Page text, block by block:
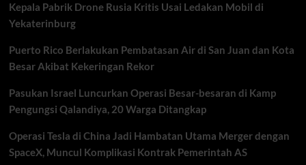
Kepala Pabrik Drone Rusia Kritis Usai Ledakan Mobil di
Yekaterinburg
Puerto Rico Berlakukan Pembatasan Air di San Juan dan Kota
Besar Akibat Kekeringan Rekor
Pasukan Israel Luncurkan Operasi Besar-besaran di Kamp
Pengungsi Qalandiya, 20 Warga Ditangkap
Operasi Tesla di China Jadi Hambatan Utama Merger dengan
SpaceX, Muncul Komplikasi Kontrak Pemerintah AS